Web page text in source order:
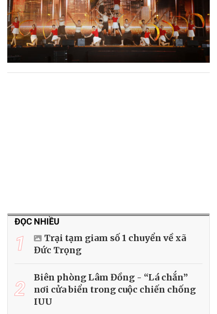
ĐỌC NHIỀU
1
Trại tạm giam số 1 chuyển về xã
Đức Trọng
2
Biên phòng Lâm Đồng - “Lá chắn”
nơi cửa biển trong cuộc chiến chống
IUU